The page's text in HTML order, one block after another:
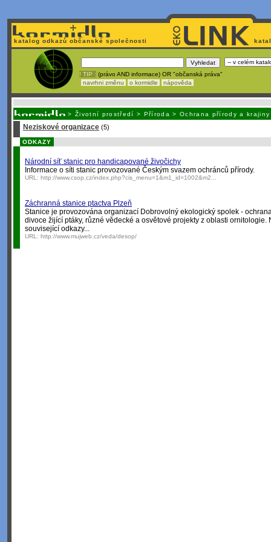
katalog odkazů občanské společnosti
! TIP : (právo AND informace) OR "občanská práva"
navrhni změnu
o kormidle nápověda
> Životní prostředí > Příroda >Ochrana přírody a krajiny
Neziskové organizace (5)
ODKAZY
Národní síť stanic pro handicapované živočichy
Informace o síti stanic provozované Českým svazem ochránců přírody.
URL: http://www.csop.cz/index.php?cis_menu=1&m1_id=1002&m2...
Záchranná stanice ptactva Plzeň
Stanice je provozována organizací Dobrovolný ekologický spolek -
divoce žijící ptáky, různé vědecké a osvětové projekty z oblasti ornitologie.
související odkazy...
URL: http://www.mujweb.cz/veda/desop/